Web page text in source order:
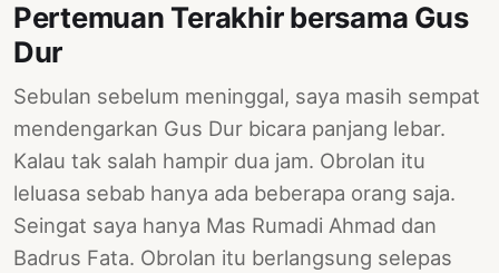
Pertemuan Terakhir bersama Gus
Dur
Sebulan sebelum meninggal, saya masih sempat
mendengarkan Gus Dur bicara panjang lebar.
Kalau tak salah hampir dua jam. Obrolan itu
leluasa sebab hanya ada beberapa orang saja.
Seingat saya hanya Mas Rumadi Ahmad dan
Badrus Fata. Obrolan itu berlangsung selepas